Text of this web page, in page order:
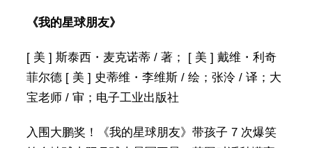
《我的星球朋友》
[ 美 ] 斯泰西・麦克诺蒂 / 著； [ 美 ] 戴维・利奇
菲尔德 [ 美 ] 史蒂维・李维斯 / 绘；张泠 / 译；大
宝老师 / 审；电子工业出版社
入围大鹏奖！《我的星球朋友》带孩子 7 次爆笑